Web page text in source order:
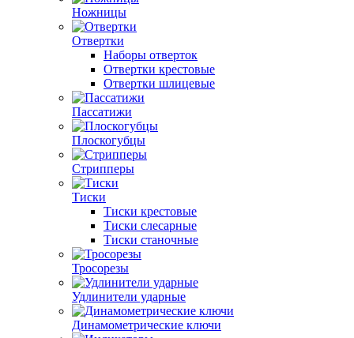
Ножницы
Отвертки
Наборы отверток
Отвертки крестовые
Отвертки шлицевые
Пассатижи
Плоскогубцы
Стрипперы
Тиски
Тиски крестовые
Тиски слесарные
Тиски станочные
Тросорезы
Удлинители ударные
Динамометрические ключи